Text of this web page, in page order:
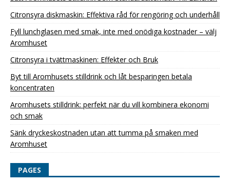
Citronsyra diskmaskin: Effektiva råd för rengöring och underhåll
Fyll lunchglasen med smak, inte med onödiga kostnader – välj
Aromhuset
Citronsyra i tvättmaskinen: Effekter och Bruk
Byt till Aromhusets stilldrink och låt besparingen betala
koncentraten
Aromhusets stilldrink: perfekt när du vill kombinera ekonomi
och smak
Sänk dryckeskostnaden utan att tumma på smaken med
Aromhuset
PAGES